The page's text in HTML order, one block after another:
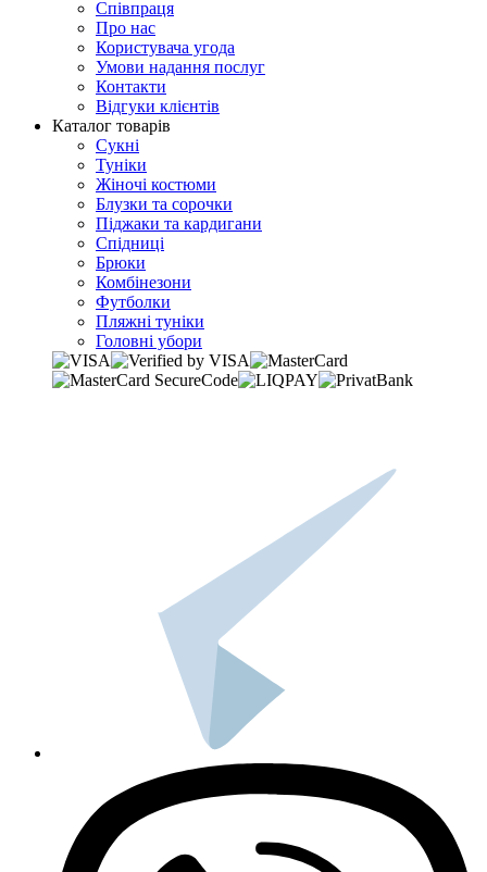
Співпраця
Про нас
Користувача угода
Умови надання послуг
Контакти
Відгуки клієнтів
Каталог товарів
Сукні
Туніки
Жіночі костюми
Блузки та сорочки
Піджаки та кардигани
Спідниці
Брюки
Комбінезони
Футболки
Пляжні туніки
Головні убори